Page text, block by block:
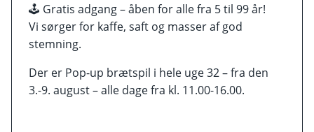
🕹️ Gratis adgang – åben for alle fra 5 til 99 år!
Vi sørger for kaffe, saft og masser af god
stemning.
Der er Pop-up brætspil i hele uge 32 – fra den
3.-9. august – alle dage fra kl. 11.00-16.00.